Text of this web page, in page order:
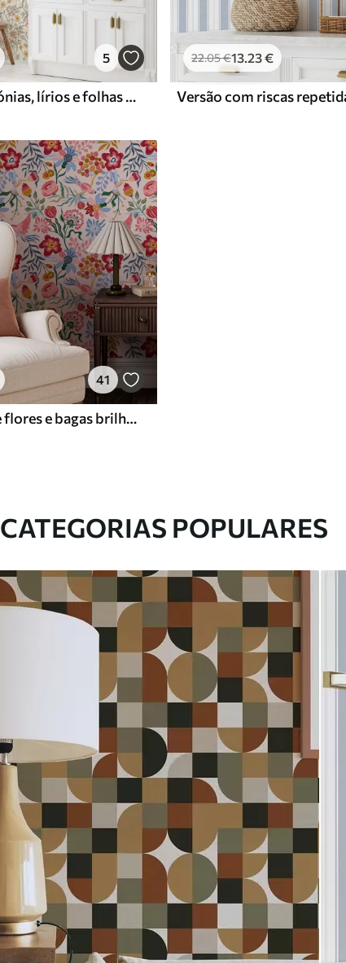
5
Margaridas, peónias, lírios e folhas em cores delicadas
22.05€13.23€
41
Composição de flores e bagas brilhantes com papagaios
CATEGORIAS POPULARES